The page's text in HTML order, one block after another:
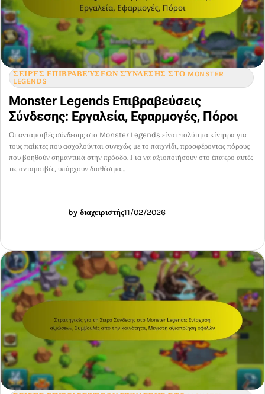
ΣΕΙΡΈΣ ΕΠΙΒΡΑΒΕΎΣΕΩΝ ΣΎΝΔΕΣΗΣ ΣΤΟ MONSTER
LEGENDS
Monster Legends Επιβραβεύσεις
Σύνδεσης: Εργαλεία, Εφαρμογές, Πόροι
Οι ανταμοιβές σύνδεσης στο Monster Legends είναι πολύτιμα κίνητρα για
τους παίκτες που ασχολούνται συνεχώς με το παιχνίδι, προσφέροντας πόρους
που βοηθούν σημαντικά στην πρόοδο. Για να αξιοποιήσουν στο έπακρο αυτές
τις ανταμοιβές, υπάρχουν διαθέσιμα…
by διαχειριστής11/02/2026